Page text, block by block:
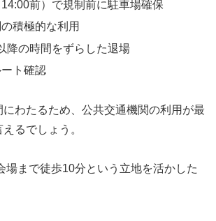
前）で規制前に駐車場確保
積極的な利用
降の時間をずらした退場
ト確認
わたるため、公共交通機関の利用が最
るでしょう。
場まで徒歩10分という立地を活かした